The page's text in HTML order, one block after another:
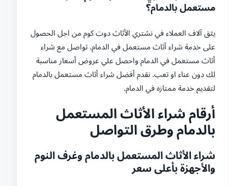
مستعمل بالدمام؟
يثق آلاف العملاء في نشتري الأثاث دوت كوم من اجل الحصول
على خدمة شراء أثاث مستعمل في الدمام. تواصل مع شراء
أثاث مستعمل في الدمام واحصل علي عروض أسعار مناسبة
لك دون عناء او تعب. نقدم أفضل شراء أثاث مستعمل بالدمام
لتقديم خدمة ممتازه في الدمام.
أرقام شراء الأثاث المستعمل
بالدمام وطرق التواصل
شراء الأثاث المستعمل بالدمام وغرف النوم
والأجهزة بأعلى سعر